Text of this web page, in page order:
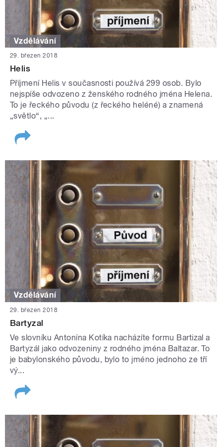
Vzdělávání
29. březen 2018
Helis
Příjmení Helis v současnosti používá 299 osob. Bylo
nejspíše odvozeno z ženského rodného jména Helena.
To je řeckého původu (z řeckého heléné) a znamená
„světlo“, „...
Vzdělávání
29. březen 2018
Bartyzal
Ve slovníku Antonína Kotíka nacházíte formu Bartizal a
Bartyzál jako odvozeniny z rodného jména Baltazar. To
je babylonského původu, bylo to jméno jednoho ze tří
vý...